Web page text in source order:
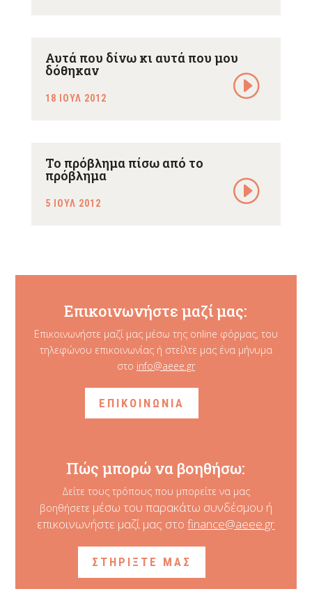
Αυτά που δίνω κι αυτά που μου
δόθηκαν
18 ΙΟΥΛ 2012
Το πρόβλημα πίσω από το
πρόβλημα
5 ΙΟΥΛ 2012
Επικοινωνήστε μαζί μας:
Επικοινωνήστε μαζί μας μέσω της online φόρμας, του
τηλεφώνου επικοινωνίας ή στείλτε μας ένα μήνυμα
στο info@aeee.gr
ΕΠΙΚΟΙΝΩΝΙΑ
Πώς μπορώ να βοηθήσω:
Δείτε τους τρόπους που μπορείτε να μας
βοηθήσετε μέσω του παρακάτω συνδέσμου ή
επικοινωνήστε μαζί μας στοfinance@aeee.gr
ΣΤΗΡΙΞΤΕ ΜΑΣ